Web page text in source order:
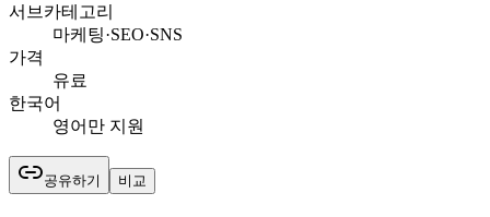
서브카테고리
마케팅·SEO·SNS
가격
유료
한국어
영어만 지원
공유하기 비교